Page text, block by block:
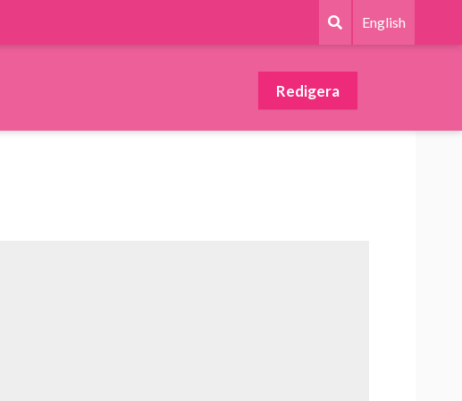
English
Redigera